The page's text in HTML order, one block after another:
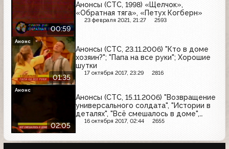
00:59
Анонсы (СТС, 1998) «Щелчок»,
«Обратная тяга», «Петух Когберн»
23 февраля 2021, 21:27 2593
01:35
Анонсы (СТС, 23.11.2006) "Кто в доме
хозяин?"; "Папа на все руки"; Хорошие
шутки
17 октября 2017, 23:29 2816
Анонс
02:05
Анонсы (СТС, 15.11.2006) "Возвращение
универсального солдата", "Истории в
деталях", "Всё смешалось в доме",
"Хорошие шутки"
16 октября 2017, 02:44 2655
Анонс